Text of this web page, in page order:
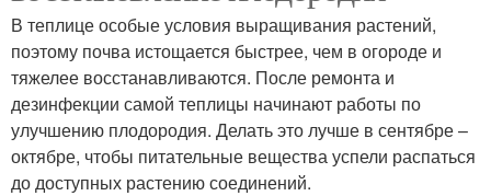
В теплице особые условия выращивания растений,
поэтому почва истощается быстрее, чем в огороде и
тяжелее восстанавливаются. После ремонта и
дезинфекции самой теплицы начинают работы по
улучшению плодородия. Делать это лучше в сентябре –
октябре, чтобы питательные вещества успели распаться
до доступных растению соединений.